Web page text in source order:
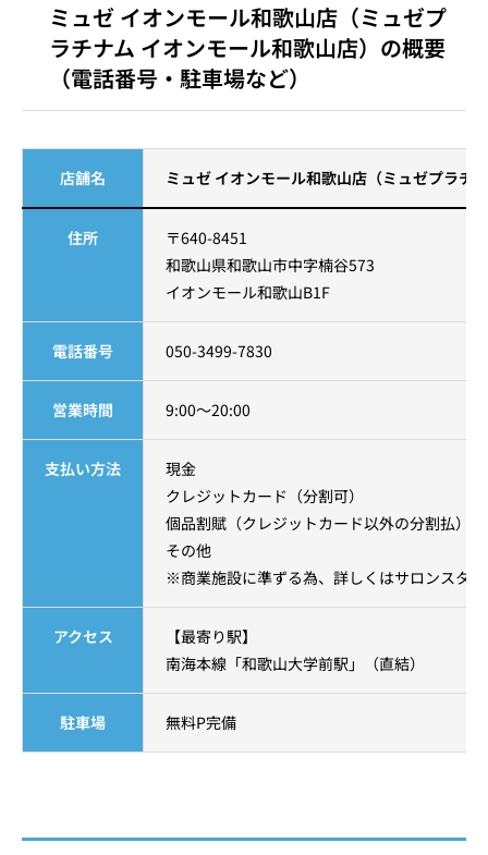
ミュゼ イオンモール和歌山店（ミュゼプ
ラチナム イオンモール和歌山店）の概要
（電話番号・駐車場など）
店舗名 ミュゼ イオンモール和歌山店（ミュゼプラチ
住所
〒640-8451
和歌山県和歌山市中字楠谷573
イオンモール和歌山B1F
電話番号 050-3499-7830
営業時間 9:00～20:00
支払い方法
現金
クレジットカード（分割可）
個品割賦（クレジットカード以外の分割払）
その他
※商業施設に準ずる為、詳しくはサロンスタ
アクセス
【最寄り駅】
南海本線「和歌山大学前駅」（直結）
駐車場 無料P完備